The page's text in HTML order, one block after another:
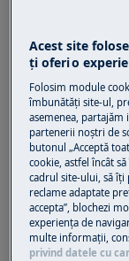
Purtați
lucrări de
curele.
Acest site
ţi oferi o
Folosim module
îmbunătăţi site-ul,
asemenea,
partenerii noștri de
butonul „Acceptă
cookie, astfel încât
cadrul site-ului, să
reclame adaptate
accepta”, blochezi
experienţa de
multe informaţii,
privind datele cu